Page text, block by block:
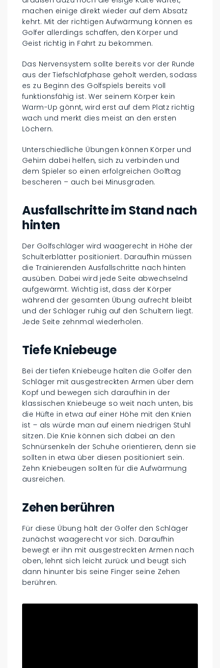
machen einige direkt wieder auf dem Absatz
kehrt. Mit der richtigen Aufwärmung können es
Golfer allerdings schaffen, den Körper und
Geist richtig in Fahrt zu bekommen.
Das Nervensystem sollte bereits vor der Runde
aus der Tiefschlafphase geholt werden, sodass
es zu Beginn des Golfspiels bereits voll
funktionsfähig ist. Wer seinem Körper kein
Warm-Up gönnt, wird erst auf dem Platz richtig
wach und merkt dies meist an den ersten
Löchern.
Unterschiedliche Übungen können Körper und
Gehirn dabei helfen, sich zu verbinden und
dem Spieler so einen erfolgreichen Golftag
bescheren – auch bei Minusgraden.
Ausfallschritte im Stand nach
hinten
Der Golfschläger wird waagerecht in Höhe der
Schulterblätter positioniert. Daraufhin müssen
die Trainierenden Ausfallschritte nach hinten
ausüben. Dabei wird jede Seite abwechselnd
aufgewärmt. Wichtig ist, dass der Körper
während der gesamten Übung aufrecht bleibt
und der Schläger ruhig auf den Schultern liegt.
Jede Seite zehnmal wiederholen.
Tiefe Kniebeuge
Bei der tiefen Kniebeuge halten die Golfer den
Schläger mit ausgestreckten Armen über dem
Kopf und bewegen sich daraufhin in der
klassischen Kniebeuge so weit nach unten, bis
die Hüfte in etwa auf einer Höhe mit den Knien
ist – als würde man auf einem niedrigen Stuhl
sitzen. Die Knie können sich dabei an den
Schnürsenkeln der Schuhe orientieren, denn sie
sollten in etwa über diesen positioniert sein.
Zehn Kniebeugen sollten für die Aufwärmung
ausreichen.
Zehen berühren
Für diese Übung hält der Golfer den Schläger
zunächst waagerecht vor sich. Daraufhin
bewegt er ihn mit ausgestreckten Armen nach
oben, lehnt sich leicht zurück und beugt sich
dann hinunter bis seine Finger seine Zehen
berühren.